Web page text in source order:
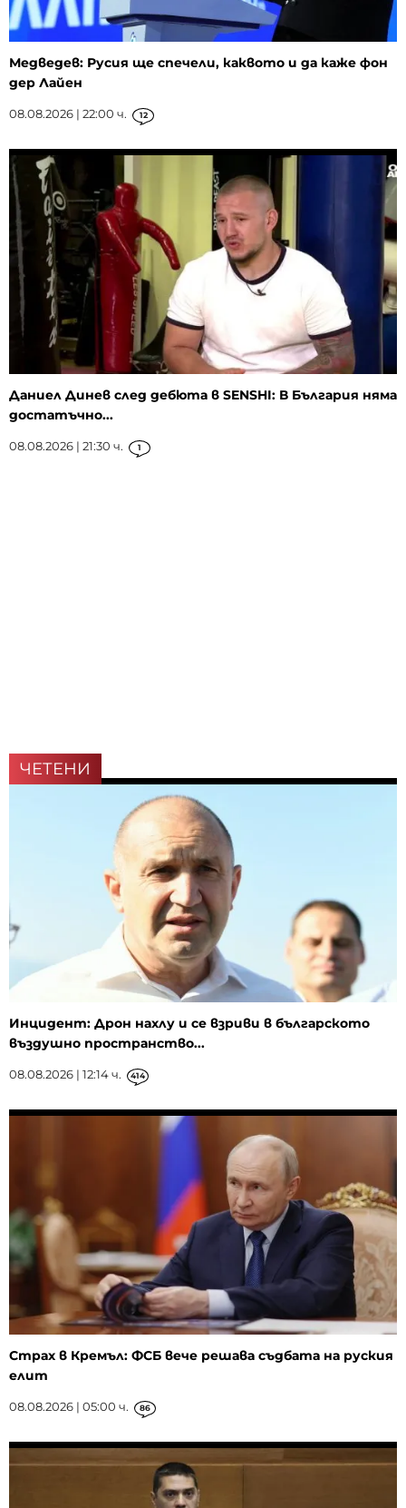
Медведев: Русия ще спечели, каквото и да каже фон
дер Лайен
08.08.2026 | 22:00 ч. 12
Даниел Динев след дебюта в SENSHI: В България няма
достатъчно...
08.08.2026 | 21:30 ч. 1
ЧЕТЕНИ
Инцидент: Дрон нахлу и се взриви в българското
въздушно пространство...
08.08.2026 | 12:14 ч. 414
Страх в Кремъл: ФСБ вече решава съдбата на руския
елит
08.08.2026 | 05:00 ч. 86